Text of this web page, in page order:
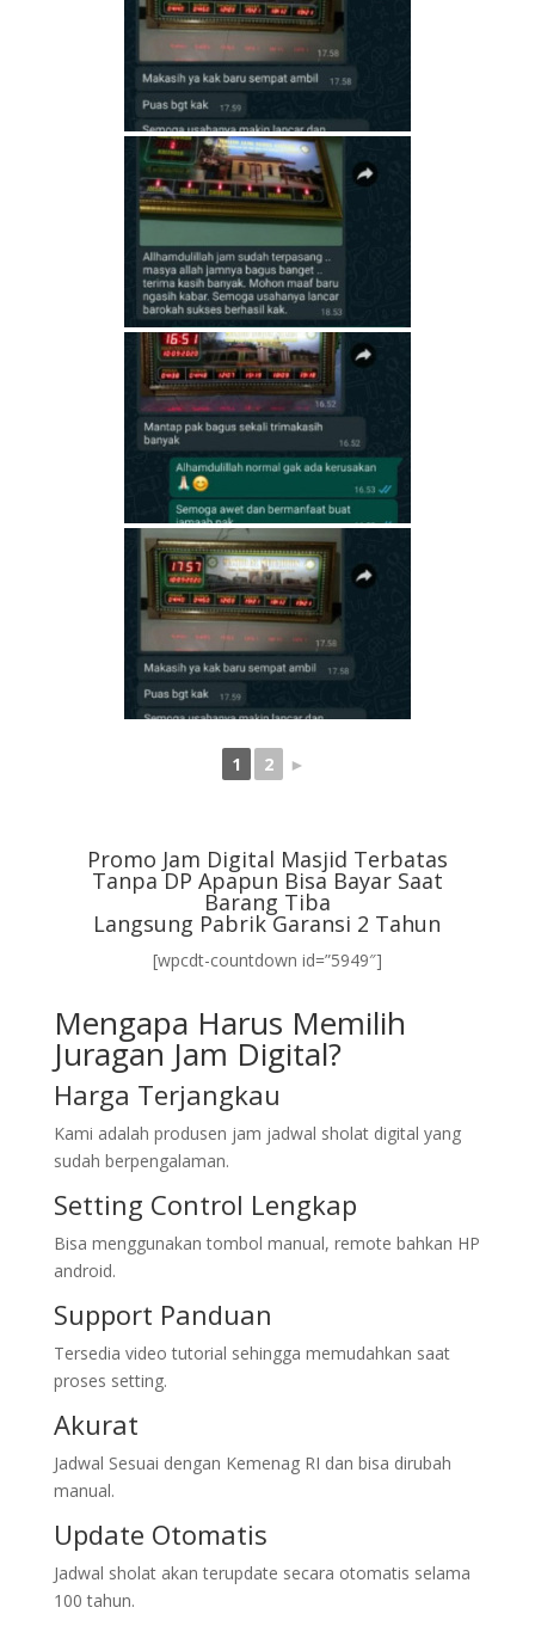
1 2 ►
Promo Jam Digital Masjid Terbatas
Tanpa DP Apapun Bisa Bayar Saat
Barang Tiba
Langsung Pabrik Garansi 2 Tahun
[wpcdt-countdown id=”5949″]
Mengapa Harus Memilih
Juragan Jam Digital?
Harga Terjangkau
Kami adalah produsen jam jadwal sholat digital yang
sudah berpengalaman.
Setting Control Lengkap
Bisa menggunakan tombol manual, remote bahkan HP
android.
Support Panduan
Tersedia video tutorial sehingga memudahkan saat
proses setting.
Akurat
Jadwal Sesuai dengan Kemenag RI dan bisa dirubah
manual.
Update Otomatis
Jadwal sholat akan terupdate secara otomatis selama
100 tahun.